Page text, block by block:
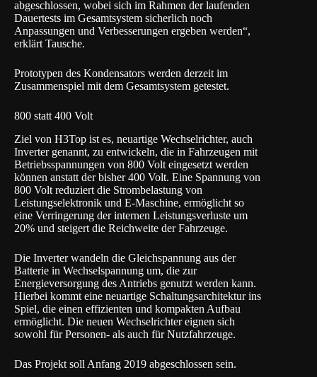
abgeschlossen, wobei sich im Rahmen der laufenden
Dauertests im Gesamtsystem sicherlich noch
Anpassungen und Verbesserungen ergeben werden“,
erklärt Tausche.
Prototypen des Kondensators werden derzeit im
Zusammenspiel mit dem Gesamtsystem getestet.
800 statt 400 Volt
Ziel von H3Top ist es, neuartige Wechselrichter, auch
Inverter genannt, zu entwickeln, die in Fahrzeugen mit
Betriebsspannungen von 800 Volt eingesetzt werden
können anstatt der bisher 400 Volt. Eine Spannung von
800 Volt reduziert die Strombelastung von
Leistungselektronik und E-Maschine, ermöglicht so
eine Verringerung der internen Leistungsverluste um
20% und steigert die Reichweite der Fahrzeuge.
Die Inverter wandeln die Gleichspannung aus der
Batterie in Wechselspannung um, die zur
Energieversorgung des Antriebs genutzt werden kann.
Hierbei kommt eine neuartige Schaltungsarchitektur ins
Spiel, die einen effizienten und kompakten Aufbau
ermöglicht. Die neuen Wechselrichter eignen sich
sowohl für Personen- als auch für Nutzfahrzeuge.
Das Projekt soll Anfang 2019 abgeschlossen sein.